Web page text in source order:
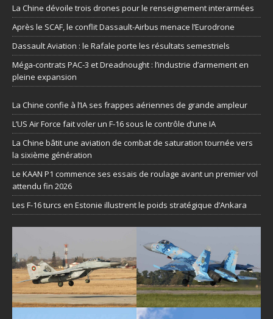
La Chine dévoile trois drones pour le renseignement interarmées
Après le SCAF, le conflit Dassault-Airbus menace l’Eurodrone
Dassault Aviation : le Rafale porte les résultats semestriels
Méga-contrats PAC-3 et Dreadnought : l’industrie d’armement en
pleine expansion
La Chine confie à l’IA ses frappes aériennes de grande ampleur
L’US Air Force fait voler un F-16 sous le contrôle d’une IA
La Chine bâtit une aviation de combat de saturation tournée vers
la sixième génération
Le KAAN P1 commence ses essais de roulage avant un premier vol
attendu fin 2026
Les F-16 turcs en Estonie illustrent le poids stratégique d’Ankara